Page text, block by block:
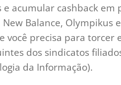
e acumular cashback em
New Balance,
você precisa para torcer
dos sindicatos
da Informação).